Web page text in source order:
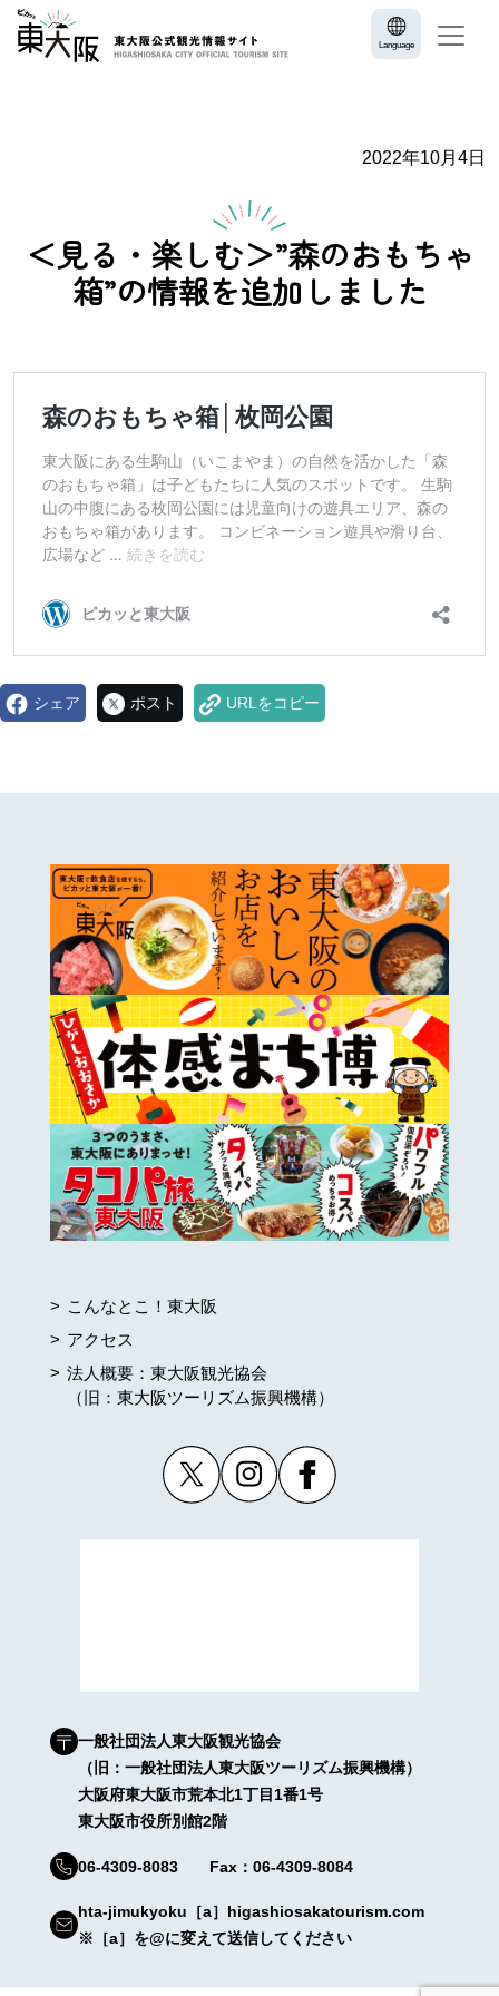
Language
2022年10月4日
＜見る・楽しむ＞”森のおもちゃ
箱”の情報を追加しました
シェア ポスト URLをコピー
こんなとこ！東大阪
アクセス
法人概要：東大阪観光協会
（旧：東大阪ツーリズム振興機構）
一般社団法人東大阪観光協会
（旧：一般社団法人東大阪ツーリズム振興機構）
大阪府東大阪市荒本北1丁目1番1号
東大阪市役所別館2階
06-4309-8083 Fax：06-4309-8084
hta-jimukyoku［a］higashiosakatourism.com
※［a］を@に変えて送信してください